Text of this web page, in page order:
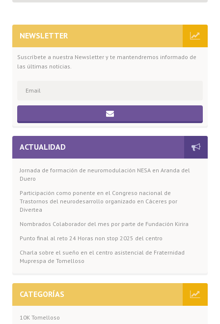
NEWSLETTER
Suscríbete a nuestra Newsletter y te mantendremos informado de
las últimas noticias.
ACTUALIDAD
Jornada de formación de neuromodulación NESA en Aranda del
Duero
Participación como ponente en el Congreso nacional de
Trastornos del neurodesarrollo organizado en Cáceres por
Divertea
Nombrados Colaborador del mes por parte de Fundación Kirira
Punto final al reto 24 Horas non stop 2025 del centro
Charla sobre el sueño en el centro asistencial de Fraternidad
Muprespa de Tomelloso
CATEGORÍAS
10K Tomelloso